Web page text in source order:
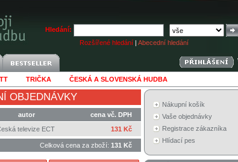
Hledání:
Rozšířené hledání | Abecední hledání
TRIČKA ČESKÁ A SLOVENSKÁ HUDBA
OBJEDNÁVKY
autor
cena vč. DPH
televize ECT 131 Kč
Celková cena za zboží: 131 Kč
Nákupní košík
Vaše objednávky
Registrace zákazníka
Hlídací pes